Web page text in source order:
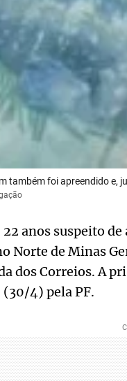
também foi apreendido e,
anos suspeito
Norte de Minas
dos Correios. A
4) pela PF.